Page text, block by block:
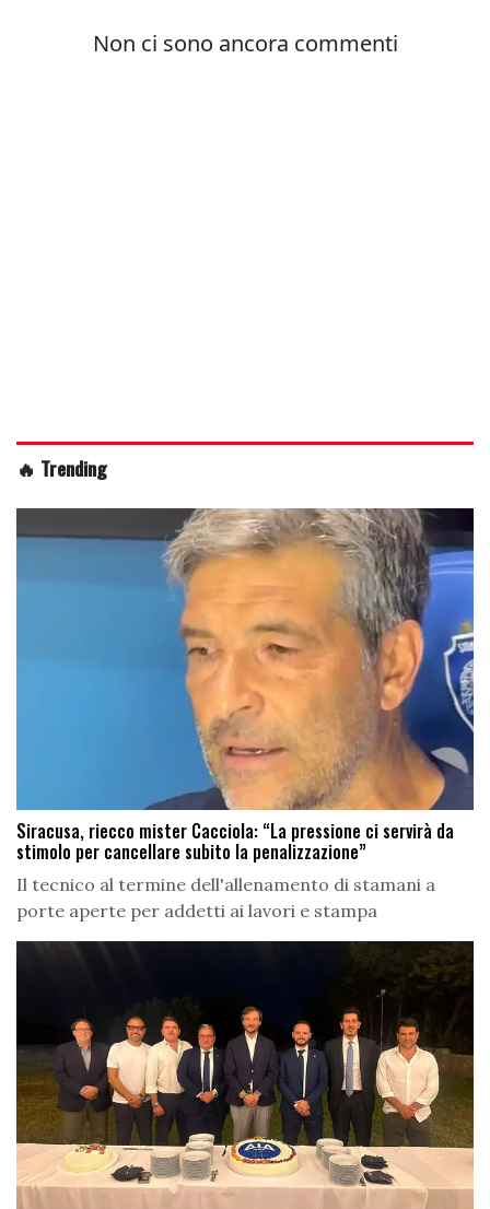
🔥 Trending
Siracusa, riecco mister Cacciola: “La pressione ci servirà da
stimolo per cancellare subito la penalizzazione”
Il tecnico al termine dell'allenamento di stamani a
porte aperte per addetti ai lavori e stampa